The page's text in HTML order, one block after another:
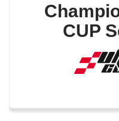
CUP